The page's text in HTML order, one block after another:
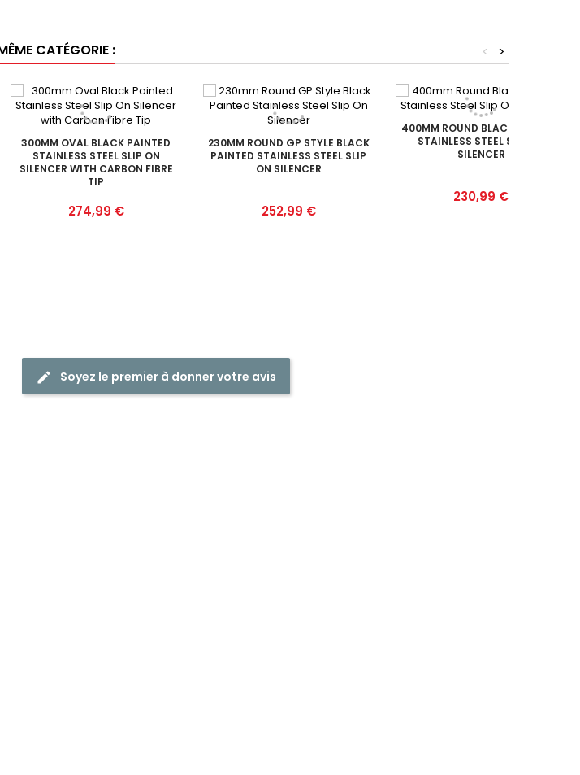
CATÉGORIE : >
<
300MM OVAL BLACK PAINTED
STAINLESS STEEL SLIP ON
SILENCER WITH CARBON FIBRE
TIP
Prix
274,99 €
230MM ROUND GP STYLE BLACK
PAINTED STAINLESS STEEL SLIP
ON SILENCER
Prix
252,99 €
400MM ROUND BLACK PAINTED
STAINLESS STEEL SLIP ON
SILENCER
Prix
230,99 €
Soyez le premier à donner votre avis